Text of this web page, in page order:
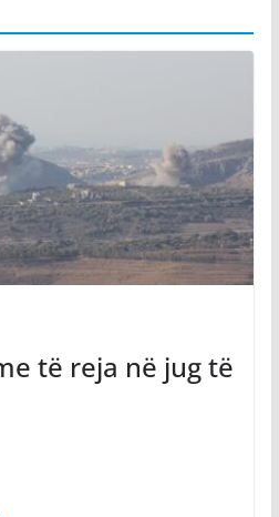
të reja në jug të